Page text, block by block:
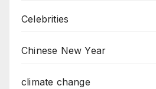
Celebrities
Chinese New Year
climate change